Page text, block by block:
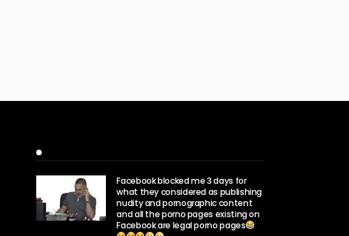
Facebook blocked me 3 days for
what they considered as publishing
nudity and pornographic content
and all the porno pages existing on
Facebook are legal porno pages